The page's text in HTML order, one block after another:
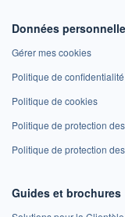
Données
Gérer mes cookies
Politique de confidentialité
Politique de cookies
Politique de protection
Politique de protection
Guides et brochures